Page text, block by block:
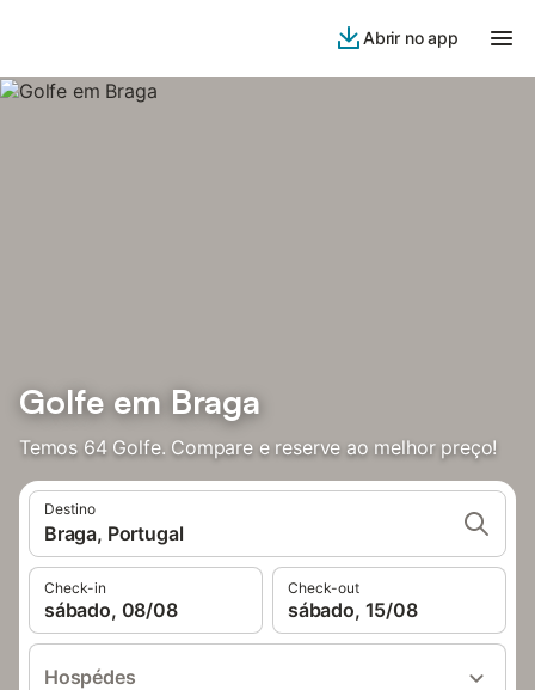
Abrir no app
Golfe em Braga
Temos 64 Golfe. Compare e reserve ao melhor preço!
Destino
Braga, Portugal
Check-in
sábado, 08/08
Check-out
sábado, 15/08
Hospédes